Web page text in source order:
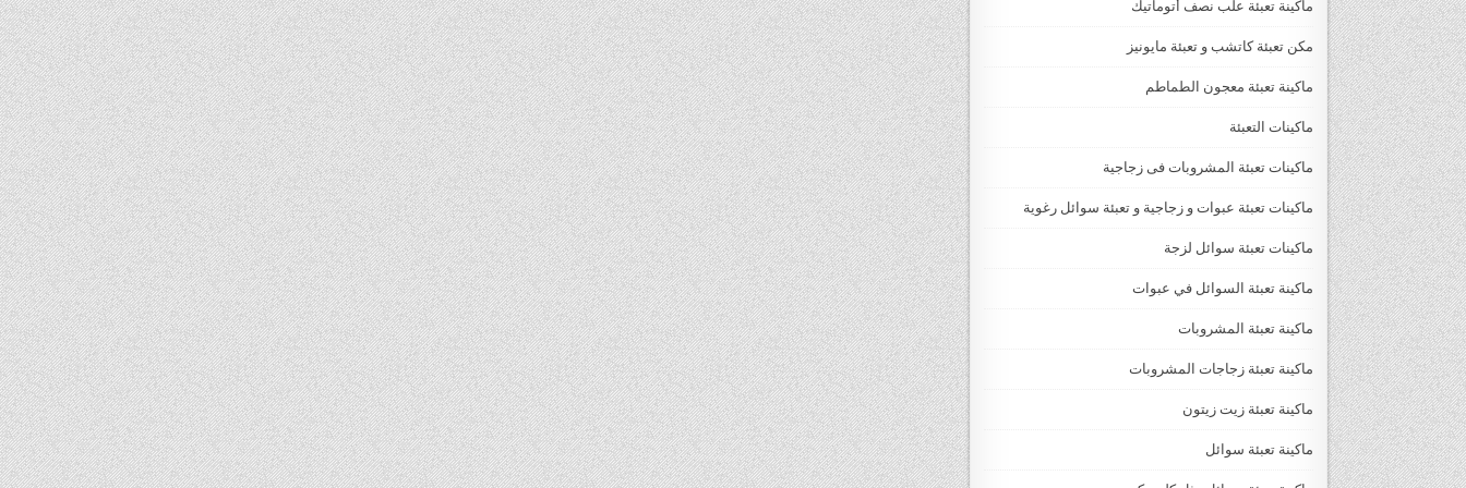
ماكينة تعبئة علب نصف أتوماتيك
مكن تعبئة كاتشب و تعبئة مايونيز
ماكينة تعبئة معجون الطماطم
ماكينات التعبئة
ماكينات تعبئة المشروبات فى زجاجية
ماكينات تعبئة عبوات و زجاجية و تعبئة سوائل رغوية
ماكينات تعبئة سوائل لزجة
‏‏‏ماكينة تعبئة السوائل في عبوات
ماكينة تعبئة المشروبات
ماكينة تعبئة زجاجات المشروبات
ماكينة تعبئة زيت زيتون
ماكينة تعبئة سوائل